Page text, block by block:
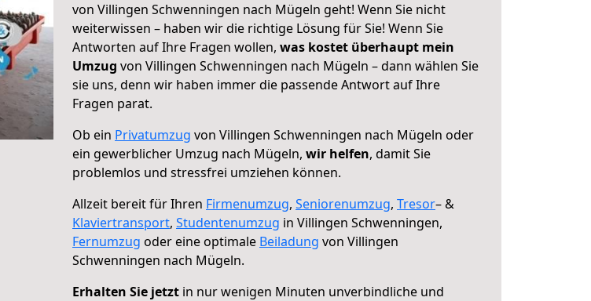
von Villingen Schwenningen nach Mügeln geht! Wenn Sie nicht
weiterwissen – haben wir die richtige Lösung für Sie! Wenn Sie
Antworten auf Ihre Fragen wollen, was kostet überhaupt mein
Umzug von Villingen Schwenningen nach Mügeln – dann wählen Sie
sie uns, denn wir haben immer die passende Antwort auf Ihre
Fragen parat.
Ob ein Privatumzug von Villingen Schwenningen nach Mügeln oder
ein gewerblicher Umzug nach Mügeln, wir helfen, damit Sie
problemlos und stressfrei umziehen können.
Allzeit bereit für Ihren Firmenumzug, Seniorenumzug, Tresor– &
Klaviertransport, Studentenumzug in Villingen Schwenningen,
Fernumzug oder eine optimale Beiladung von Villingen
Schwenningen nach Mügeln.
Erhalten Sie jetzt in nur wenigen Minuten unverbindliche und